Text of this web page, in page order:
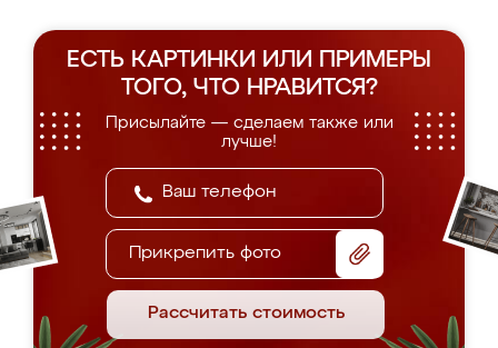
ЕСТЬ КАРТИНКИ ИЛИ ПРИМЕРЫ
ТОГО, ЧТО НРАВИТСЯ?
Присылайте — сделаем также или
лучше!
Прикрепить фото
Рассчитать стоимость